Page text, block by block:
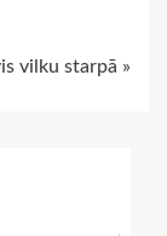
vilku starpā »